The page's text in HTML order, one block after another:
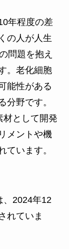
年程度の差
の人が人生
問題を抱え
。老化細胞
能性がある
分野です。
として開発
メントや機
ています。
2024年12
れていま